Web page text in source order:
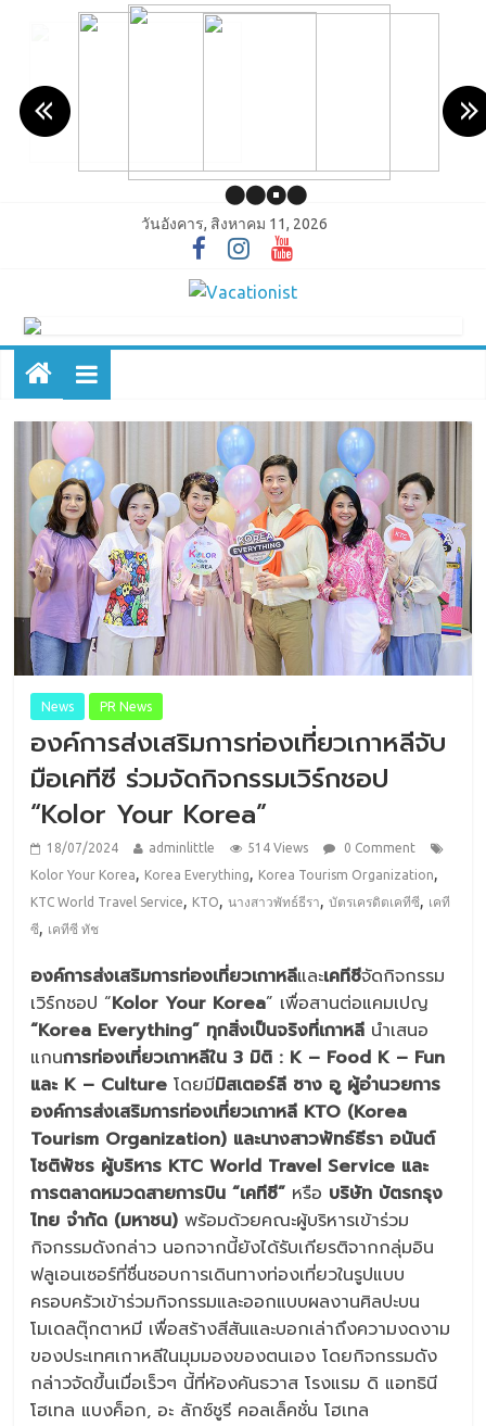
วันอังคาร, สิงหาคม 11, 2026
News PR News
องค์การส่งเสริมการท่องเที่ยวเกาหลีจับ
มือเคทีซี ร่วมจัดกิจกรรมเวิร์กชอป
“Kolor Your Korea”
18/07/2024 adminlittle 514 Views
0 Comment
Kolor Your Korea, Korea Everything, Korea Tourism Organization,
KTC World Travel Service, KTO,นางสาวพัทธ์ธีรา,บัตรเครดิตเคทีซี, เคที
ซี, เคทีซี ทัช
องค์การส่งเสริมการท่องเที่ยวเกาหลีและเคทีซีจัดกิจกรรม
เวิร์กชอป “Kolor Your Korea” เพื่อสานต่อแคมเปญ
“Korea Everything” ทุกสิ่งเป็นจริงที่เกาหลี นำเสนอ
แกนการท่องเที่ยวเกาหลีใน 3 มิติ : K – Food K – Fun
และ K – Cultureโดยมีมิสเตอร์ลี ซาง อู ผู้อำนวยการ
องค์การส่งเสริมการท่องเที่ยวเกาหลี KTO (Korea
Tourism Organization) และนางสาวพัทธ์ธีรา อนันต์
โชติพัชร ผู้บริหาร KTC World Travel Service และ
การตลาดหมวดสายการบิน “เคทีซี” หรือ บริษัท บัตรกรุง
ไทย จำกัด (มหาชน)พร้อมด้วยคณะผู้บริหารเข้าร่วม
กิจกรรมดังกล่าว นอกจากนี้ยังได้รับเกียรติจากกลุ่มอิน
ฟลูเอนเซอร์ที่ชื่นชอบการเดินทางท่องเที่ยวในรูปแบบ
ครอบครัวเข้าร่วมกิจกรรมและออกแบบผลงานศิลปะบน
โมเดลตุ๊กตาหมี เพื่อสร้างสีสันและบอกเล่าถึงความงดงาม
ของประเทศเกาหลีในมุมมองของตนเอง โดยกิจกรรมดัง
กล่าวจัดขึ้นเมื่อเร็วๆ นี้ที่ห้องคันธวาส โรงแรม ดิ แอทธินี
โฮเทล แบงค็อก, อะ ลักซ์ชูรี คอลเล็คชั่น โฮเทล